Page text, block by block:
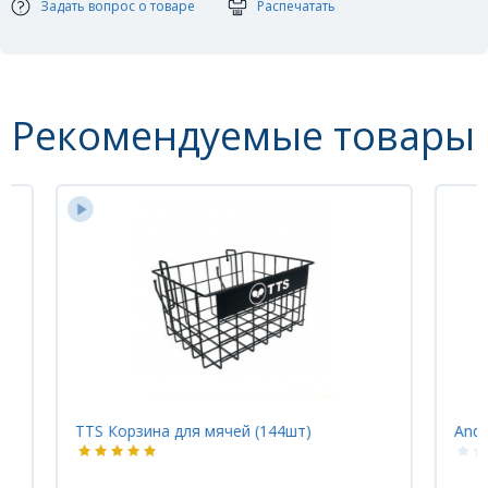
Задать вопрос о товаре Распечатать
Рекомендуемые товары
TTS Корзина для мячей (144шт)